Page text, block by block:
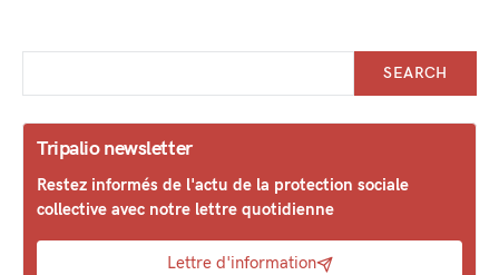
SEARCH
Tripalio newsletter
Restez informés de l'actu de la protection sociale
collective avec notre lettre quotidienne
Lettre d'information